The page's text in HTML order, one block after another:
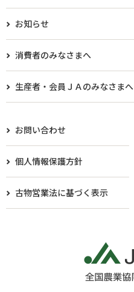
お知らせ
消費者のみなさまへ
生産者・会員ＪＡのみなさまへ​
お問い合わせ
個人情報保護方針
古物営業法に基づく表示